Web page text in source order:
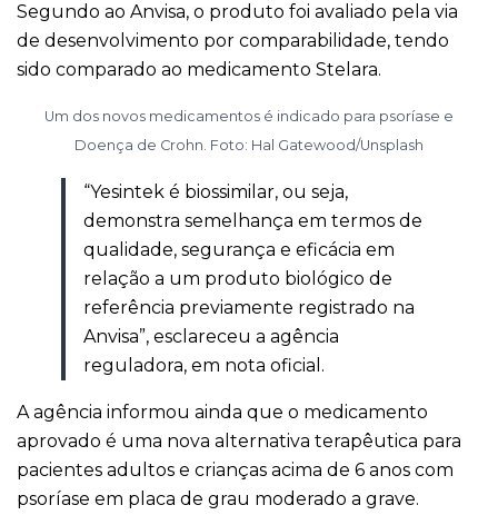
Segundo ao Anvisa, o produto foi avaliado pela via
de desenvolvimento por comparabilidade, tendo
sido comparado ao medicamento Stelara.
Um dos novos medicamentos é indicado para psoríase e
Doença de Crohn. Foto: Hal Gatewood/Unsplash
“Yesintek é biossimilar, ou seja,
demonstra semelhança em termos de
qualidade, segurança e eficácia em
relação a um produto biológico de
referência previamente registrado na
Anvisa”, esclareceu a agência
reguladora, em nota oficial.
A agência informou ainda que o medicamento
aprovado é uma nova alternativa terapêutica para
pacientes adultos e crianças acima de 6 anos com
psoríase em placa de grau moderado a grave.